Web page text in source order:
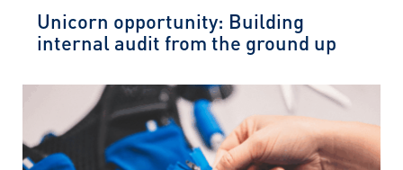
Unicorn opportunity: Building
internal audit from the ground up